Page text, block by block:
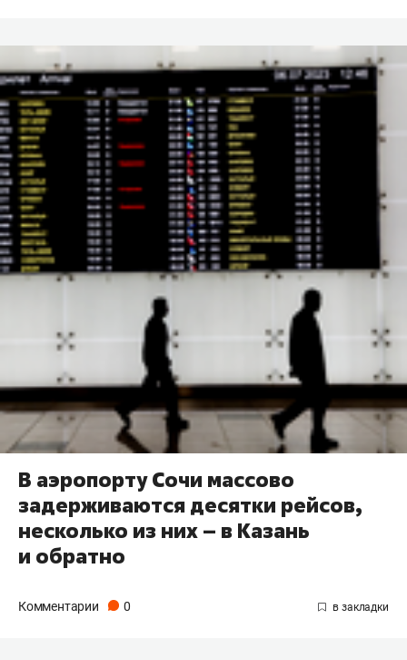
В аэропорту Сочи массово
задерживаются десятки рейсов,
несколько из них – в Казань
и обратно
Комментарии 0